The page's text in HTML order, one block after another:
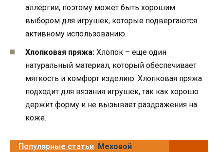
аллергии, поэтому может быть хорошим
выбором для игрушек, которые подвергаются
активному использованию.
Хлопковая пряжа: Хлопок – еще один
натуральный материал, который обеспечивает
мягкость и комфорт изделию. Хлопковая пряжа
подходит для вязания игрушек, так как хорошо
держит форму и не вызывает раздражения на
коже.
Популярные статьи Меховой